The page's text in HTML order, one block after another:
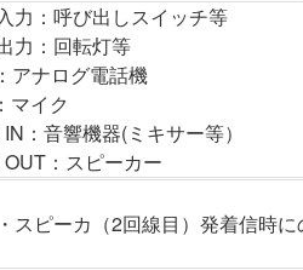
力：呼び出しスイッチ等
力：回転灯等
アナログ電話機
マイク
IN：音響機器(ミキサー等）
OUT：スピーカー
スピーカ（2回線目）発着信時